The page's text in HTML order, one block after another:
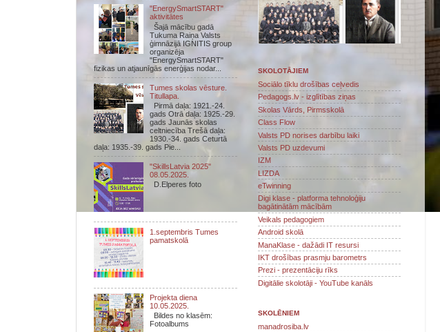
"EnergySmartSTART"
aktivitātes
Šajā mācību gadā
Tukuma Raiņa Valsts
ģimnāzijā IGNITIS group
organizēja
"EnergySmartSTART"
fizikas un atjaunīgās enerģijas nodar...
Tumes skolas vēsture.
Titullapa.
Pirmā daļa: 1921.-24.
gads Otrā daļa: 1925.-29.
gads Jaunās skolas
celtniecība Trešā daļa:
1930.-34. gads Ceturtā
daļa: 1935.-39. gads Pie...
"SkillsLatvia 2025"
08.05.2025.
D.Elperes foto
1.septembris Tumes
pamatskolā
Projekta diena
10.05.2025.
Bildes no klasēm:
Fotoalbums
SKOLOTĀJIEM
Sociālo tīklu drošības ceļvedis
Pedagogs.lv - izglītības ziņas
Skolas Vārds, Pirmsskolā
Class Flow
Valsts PD norises darbību laiki
Valsts PD uzdevumi
IZM
LIZDA
eTwinning
Digi klase - platforma tehnoloģiju
bagātinātām mācībām
Veikals pedagogiem
Android skolā
ManaKlase - dažādi IT resursi
IKT drošības prasmju barometrs
Prezi - prezentāciju rīks
Digitālie skolotāji - YouTube kanāls
SKOLĒNIEM
manadrosiba.lv